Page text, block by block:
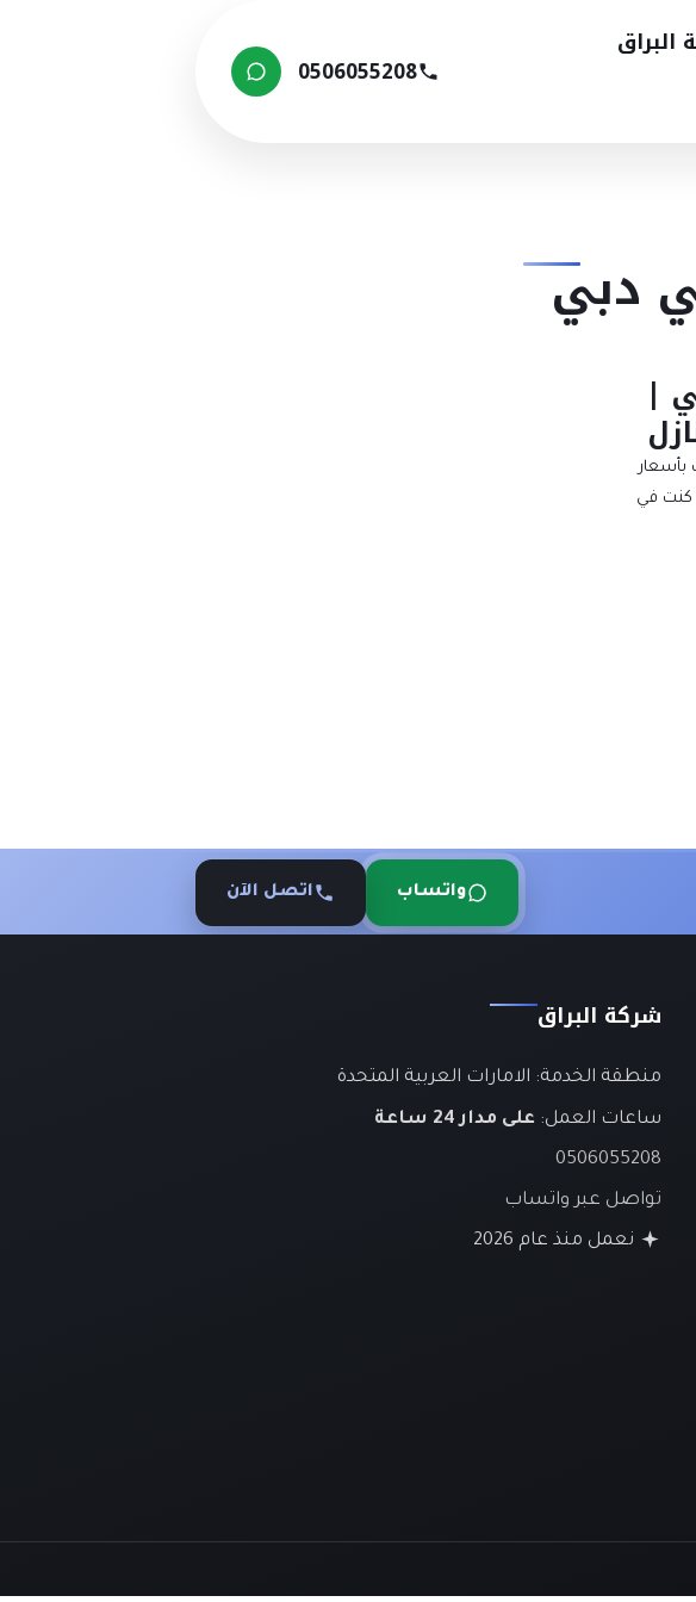
0506055208
دبي
|
بأسعار
كنت في
واتساب اتصل الآن
شركة البراق
منطقة الخدمة: الامارات العربية المتحدة
ساعات العمل: على مدار 24 ساعة
0506055208
تواصل عبر واتساب
نعمل منذ عام 2026